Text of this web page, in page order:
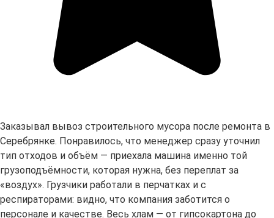
Заказывал вывоз строительного мусора после ремонта в
Серебрянке. Понравилось, что менеджер сразу уточнил
тип отходов и объём — приехала машина именно той
грузоподъёмности, которая нужна, без переплат за
«воздух». Грузчики работали в перчатках и с
респираторами: видно, что компания заботится о
персонале и качестве. Весь хлам — от гипсокартона до